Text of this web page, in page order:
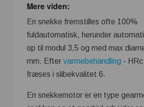
Mere viden:
En snekke fremstilles ofte 100%
fuldautomatisk, herunder
op til modul 3,5 og med max
mm. Efter varmebehandling -
fræses i slibekvalitet 6.
En snekkemotor er en type